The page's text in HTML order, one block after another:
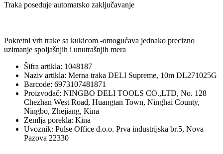
Traka poseduje automatsko zaključavanje
Pokretni vrh trake sa kukicom -omogućava jednako precizno
uzimanje spoljašnjih i unutrašnjih mera
Šifra artikla: 1048187
Naziv artikla: Merna traka DELI Supreme, 10m DL271025G
Barcode: 6973107481871
Proizvođač: NINGBO DELI TOOLS CO.,LTD, No. 128
Chezhan West Road, Huangtan Town, Ninghai County,
Ningbo, Zhejiang, Kina
Zemlja porekla: Kina
Uvoznik: Pulse Office d.o.o. Prva industrijska br.5, Nova
Pazova 22330